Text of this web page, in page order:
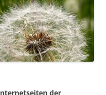
der